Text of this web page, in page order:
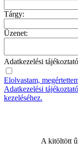
Tárgy:
Üzenet:
Adatkezelési
Elolvastam,
Adatkezelési
kezeléséhez.
A kitöltött